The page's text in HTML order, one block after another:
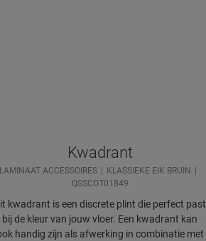
Kwadrant
LAMINAAT ACCESSOIRES
KLASSIEKE EIK BRUIN
QSSCOT01849
kwadrant is een discrete plint die perfect past
bij de kleur van jouw vloer. Een kwadrant kan
handig zijn als afwerking in combinatie met